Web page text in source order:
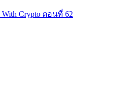
With Crypto ตอนที่ 62